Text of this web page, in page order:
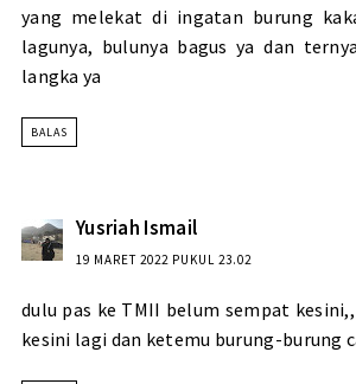
yang melekat di ingatan burung
lagunya, bulunya bagus ya dan
langka ya
BALAS
Yusriah Ismail
19 MARET 2022 PUKUL 23.02
dulu pas ke TMII belum sempat
kesini lagi dan ketemu burung-burung